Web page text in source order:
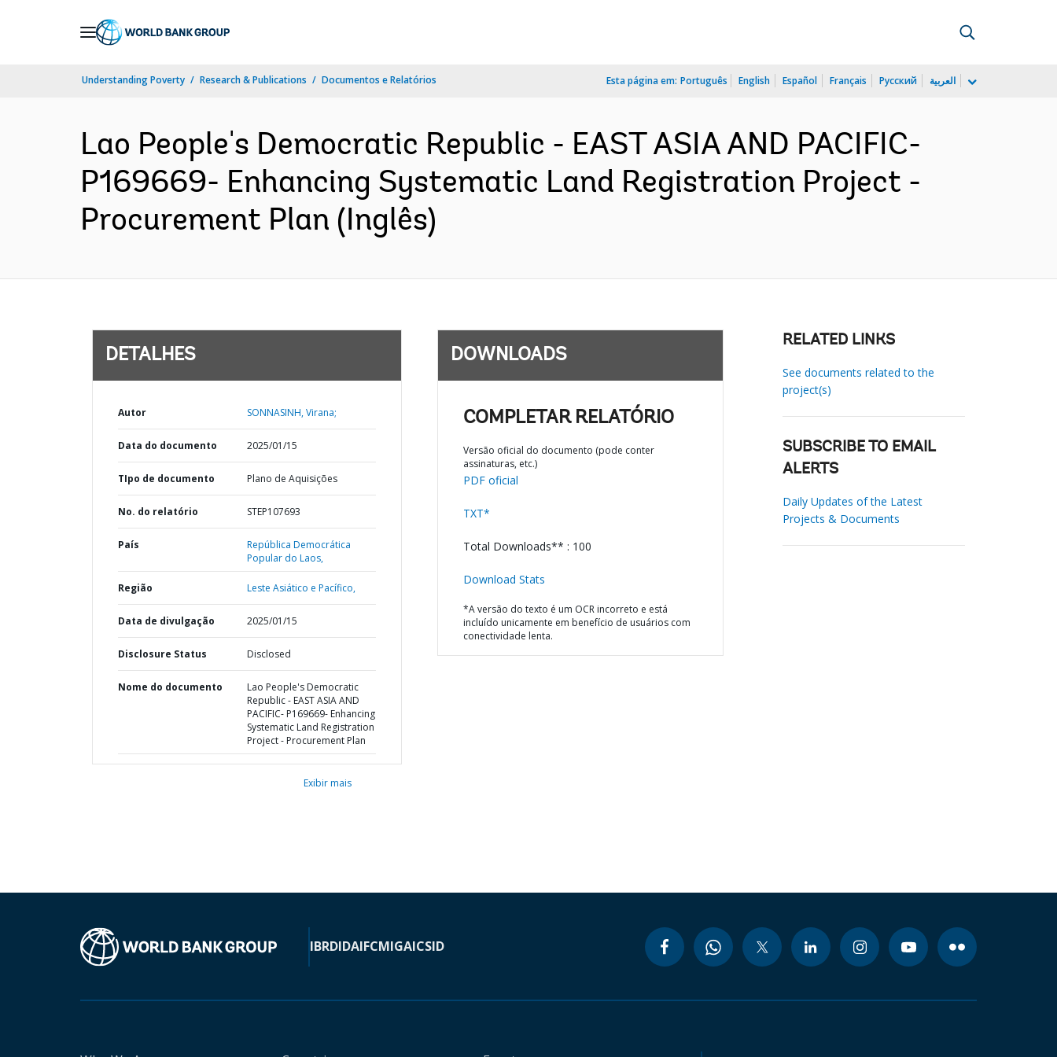
Understanding Poverty Research & Publications Documentos e Relatórios Esta página em: Português English Español Français Русский العربية
Lao People's Democratic Republic - EAST ASIA AND PACIFIC-
P169669- Enhancing Systematic Land Registration Project -
Procurement Plan (Inglês)
DETALHES
Autor SONNASINH, Virana;
Data do documento 2025/01/15
TIpo de documento Plano de Aquisições
No. do relatório STEP107693
País
República Democrática
Popular do Laos,
Região Leste Asiático e Pacífico,
Data de divulgação 2025/01/15
Disclosure Status Disclosed
Nome do documento
Lao People's Democratic
Republic - EAST ASIA AND
PACIFIC- P169669- Enhancing
Systematic Land Registration
Project - Procurement Plan
Exibir mais
DOWNLOADS
COMPLETAR RELATÓRIO
Versão oficial do documento (pode conter
assinaturas, etc.)
PDF oficial
TXT*
Total Downloads** : 100
Download Stats
*A versão do texto é um OCR incorreto e está
incluído unicamente em benefício de usuários com
conectividade lenta.
RELATED LINKS
See documents related to the
project(s)
SUBSCRIBE TO EMAIL
ALERTS
Daily Updates of the Latest
Projects & Documents
IBRDIDAIFCMIGAICSID